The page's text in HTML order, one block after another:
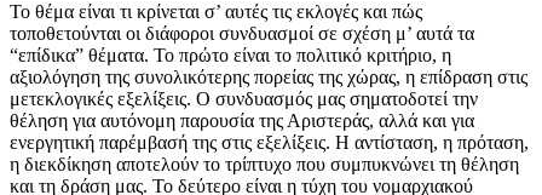
Το θέμα είναι τι κρίνεται σ’ αυτές τις εκλογές και πώς
τοποθετούνται οι διάφοροι συνδυασμοί σε σχέση μ’ αυτά τα
“επίδικα” θέματα. Το πρώτο είναι το πολιτικό κριτήριο, η
αξιολόγηση της συνολικότερης πορείας της χώρας, η επίδραση στις
μετεκλογικές εξελίξεις. Ο συνδυασμός μας σηματοδοτεί την
θέληση για αυτόνομη παρουσία της Αριστεράς, αλλά και για
ενεργητική παρέμβασή της στις εξελίξεις. Η αντίσταση, η πρόταση,
η διεκδίκηση αποτελούν το τρίπτυχο που συμπυκνώνει τη θέληση
και τη δράση μας. Το δεύτερο είναι η τύχη του νομαρχιακού